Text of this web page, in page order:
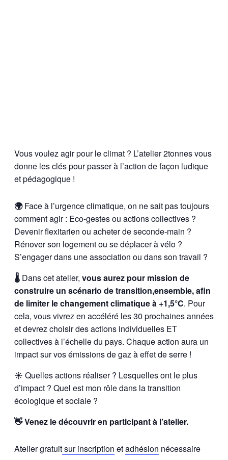
Vous voulez agir pour le climat ? L’atelier 2tonnes vous
donne les clés pour passer à l’action de façon ludique
et pédagogique !
🌍 Face à l’urgence climatique, on ne sait pas toujours
comment agir : Eco-gestes ou actions collectives ?
Devenir flexitarien ou acheter de seconde-main ?
Rénover son logement ou se déplacer à vélo ?
S’engager dans une association ou dans son travail ?
🌡️ Dans cet atelier, vous aurez pour mission de
construire un scénario de transition,ensemble, afin
de limiter le changement climatique à +1,5°C. Pour
cela, vous vivrez en accéléré les 30 prochaines années
et devrez choisir des actions individuelles ET
collectives à l’échelle du pays. Chaque action aura un
impact sur vos émissions de gaz à effet de serre !
☀️ Quelles actions réaliser ? Lesquelles ont le plus
d’impact ? Quel est mon rôle dans la transition
écologique et sociale ?
👋 Venez le découvrir en participant à l’atelier.
Atelier gratuitsur inscription etadhésion nécessaire